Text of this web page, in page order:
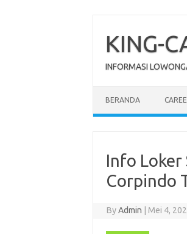
content
KING-
INFORMASI
BERANDA
Info Loker
Corpindo
ByAdmin Mei 4,